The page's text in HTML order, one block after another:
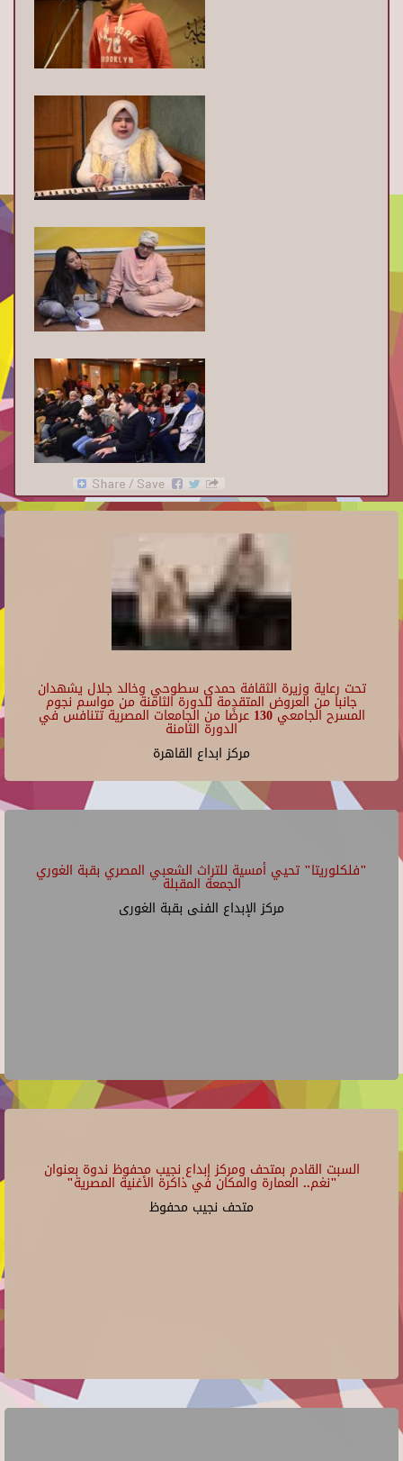
تحت رعاية وزيرة الثقافة حمدي سطوحي وخالد جلال يشهدان
جانبا من العروض المتقدمة للدورة الثامنة من مواسم نجوم
المسرح الجامعي 130 عرضًا من الجامعات المصرية تتنافس في
الدورة الثامنة
مركز ابداع القاهرة
"فلكلوريتا" تحيي أمسية للتراث الشعبي المصري بقبة الغوري
الجمعة المقبلة
مركز الإبداع الفنى بقبة الغورى
السبت القادم بمتحف ومركز إبداع نجيب محفوظ ندوة بعنوان
"نغم.. العمارة والمكان في ذاكرة الأغنية المصرية"
متحف نجيب محفوظ